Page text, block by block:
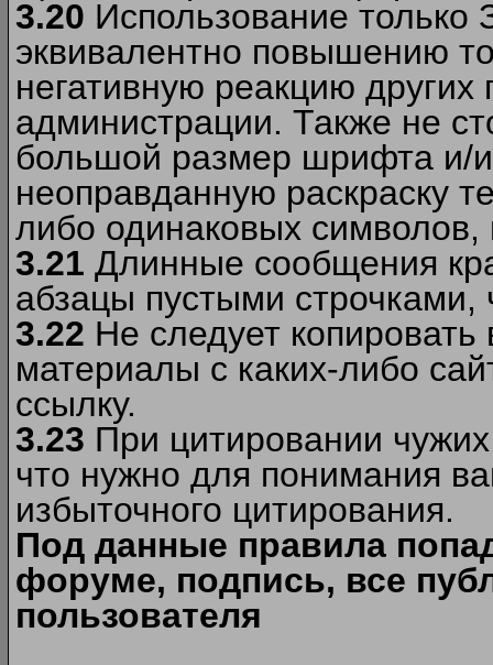
3.20 Использование
эквивалентно повышению
негативную реакцию
администрации. Также не
большой размер шрифта и/
неоправданную раскраску
либо одинаковых
3.21 Длинные сообщения
абзацы пустыми
3.22 Не следует
материалы c каких-либо
ссылку.
3.23 При цитировании
что нужно для понимания
избыточного цитирования.
Под данные правила
форуме, подпись, все
пользователя